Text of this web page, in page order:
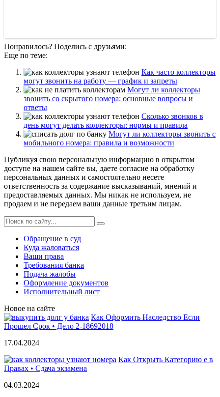
Понравилось? Поделись с друзьями:
Еще по теме:
Как часто коллекторы
могут звонить на работу — график и запреты
Могут ли коллекторы
звонить со скрытого номера: основные вопросы и
ответы
Сколько звонков в
день могут делать коллекторы: нормы и правила
Могут ли коллекторы звонить с
мобильного номера: правила и возможности
Публикуя свою персональную информацию в открытом
доступе на нашем сайте вы, даете согласие на обработку
персональных данных и самостоятельно несете
ответственность за содержание высказываний, мнений и
предоставляемых данных. Мы никак не используем, не
продаем и не передаем ваши данные третьим лицам.
Обращение в суд
Куда жаловаться
Ваши права
Требования банка
Подача жалобы
Оформление документов
Исполнительный лист
Новое на сайте
Как Оформить Наследство Если
Прошел Срок • Дело 2-18692018
17.04.2024
Как Открыть Категорию е в
Правах • Сдача экзамена
04.03.2024